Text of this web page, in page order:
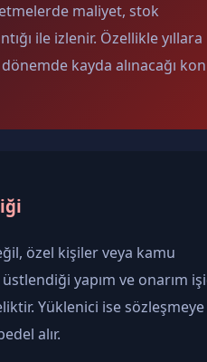
maliyet, stok
ile izlenir. Özellikle yıllara
kayda alınacağı
özel kişiler veya kamu
yapım ve onarım
Yüklenici ise sözleşmeye
alır.